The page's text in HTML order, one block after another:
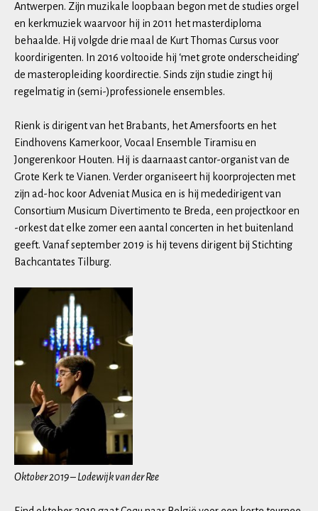
Antwerpen. Zijn muzikale loopbaan begon met de studies orgel
en kerkmuziek waarvoor hij in 2011 het masterdiploma
behaalde. Hij volgde drie maal de Kurt Thomas Cursus voor
koordirigenten. In 2016 voltooide hij ‘met grote onderscheiding’
de masteropleiding koordirectie. Sinds zijn studie zingt hij
regelmatig in (semi-)professionele ensembles.
Rienk is dirigent van het Brabants, het Amersfoorts en het
Eindhovens Kamerkoor, Vocaal Ensemble Tiramisu en
Jongerenkoor Houten. Hij is daarnaast cantor-organist van de
Grote Kerk te Vianen. Verder organiseert hij koorprojecten met
zijn ad-hoc koor Adveniat Musica en is hij mededirigent van
Consortium Musicum Divertimento te Breda, een projectkoor en
-orkest dat elke zomer een aantal concerten in het buitenland
geeft. Vanaf september 2019 is hij tevens dirigent bij Stichting
Bachcantates Tilburg.
Oktober 2019 – Lodewijk van der Ree